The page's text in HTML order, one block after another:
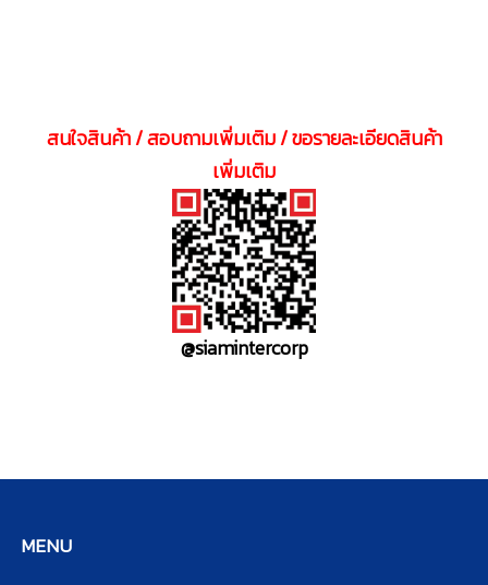
สนใจสินค้า / สอบถามเพิ่มเติม / ขอรายละเอียดสินค้า
เพิ่มเติม
@siamintercorp
MENU